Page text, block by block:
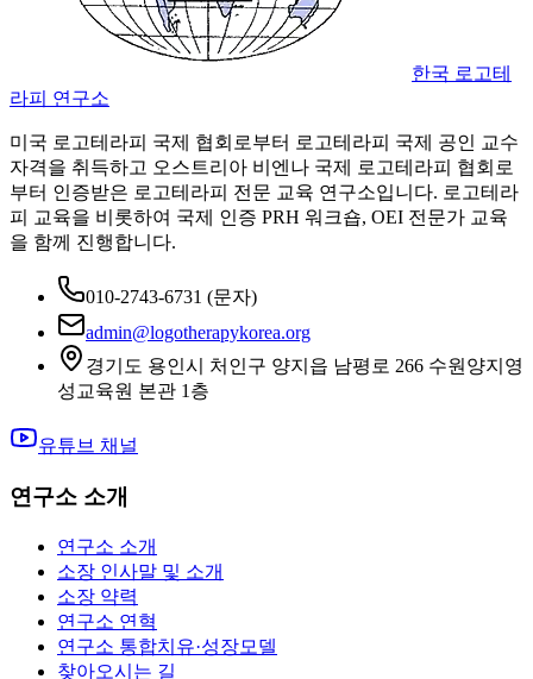
한국 로고테
라피 연구소
미국 로고테라피 국제 협회로부터 로고테라피 국제 공인 교수
자격을 취득하고 오스트리아 비엔나 국제 로고테라피 협회로
부터 인증받은 로고테라피 전문 교육 연구소입니다. 로고테라
피 교육을 비롯하여 국제 인증 PRH 워크숍, OEI 전문가 교육
을 함께 진행합니다.
010-2743-6731 (문자)
admin@logotherapykorea.org
경기도 용인시 처인구 양지읍 남평로 266 수원양지영
성교육원 본관 1층
유튜브 채널
연구소 소개
연구소 소개
소장 인사말 및 소개
소장 약력
연구소 연혁
연구소 통합치유·성장모델
찾아오시는 길